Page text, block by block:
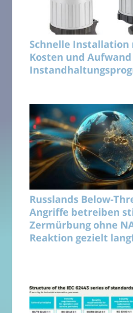
Schnelle
Kosten und
Russlands Below-
Angriffe betreiben
Zermürbung ohne
Reaktion gezielt